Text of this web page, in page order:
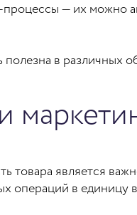
— их можно
в различных
товара является
операций в единицу